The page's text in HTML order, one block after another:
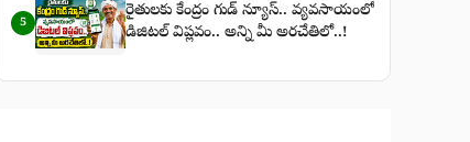
5
రైతులకు కేంద్రం గుడ్ న్యూస్.. వ్యవసాయంలో
డిజిటల్ విప్లవం.. అన్ని మీ అరచేతిలో..!